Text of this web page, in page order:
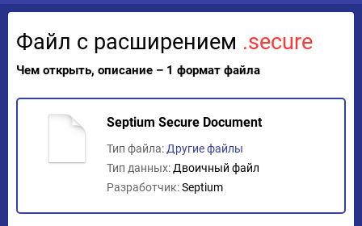
Файл с расширением .secure
Чем открыть, описание – 1 формат файла
Septium Secure Document
Тип файла: Другие файлы
Тип данных: Двоичный файл
Разработчик:Septium